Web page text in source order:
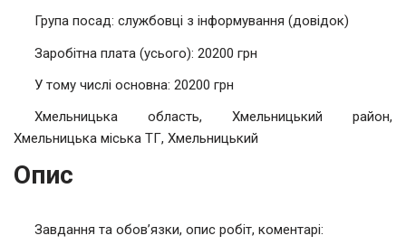
Група посад: службовці з інформування (довідок)
Заробітна плата (усього): 20200 грн
У тому числі основна: 20200 грн
Хмельницька область, Хмельницький район,
Хмельницька міська ТГ, Хмельницький
Опис
Завдання та обов’язки, опис робіт, коментарі: